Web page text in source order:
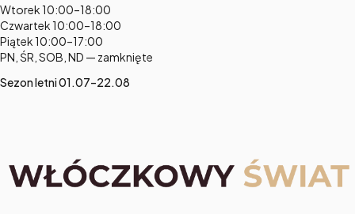
Adres:
Wtorek 10:00–18:00
Czwartek 10:00–18:00
Piątek 10:00–17:00
PN, ŚR, SOB, ND — zamknięte
Sezon letni 01.07–22.08